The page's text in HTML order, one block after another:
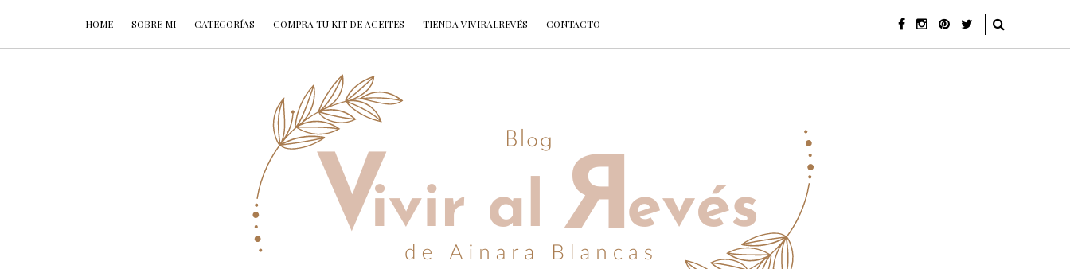
HOME SOBRE MI CATEGORÍAS COMPRA TU KIT DE ACEITES TIENDA VIVIRALREVÉS CONTACTO